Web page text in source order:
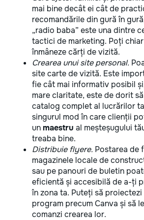
mai bine decât ei cât de
recomandările din gură în
„radio baba” este una dintre
tactici de marketing. Poți
înmâneze cărți de vizită.
Crearea unui site personal.
site carte de vizită. Este
fie cât mai informativ posibil
mare claritate, este de dorit
catalog complet al lucrărilor
singurul mod în care clienții
unmaestru al meșteșugului
treaba bine.
Distribuie flyere. Postarea de
magazinele locale de
sau pe panouri de buletin
eficientă și accesibilă de a-ți
în zona ta. Puteți să
program precum Canva și să
comanzi crearea lor.